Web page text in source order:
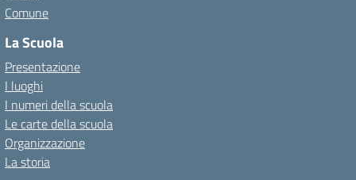
Comune
La Scuola
Presentazione
I luoghi
I numeri della scuola
Le carte della scuola
Organizzazione
La storia